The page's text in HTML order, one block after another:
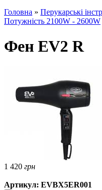
Головна » Перукарські
Потужність 2100W - 2600W
Фен EV2 R
1 420 грн
Артикул: EVBX5ER001